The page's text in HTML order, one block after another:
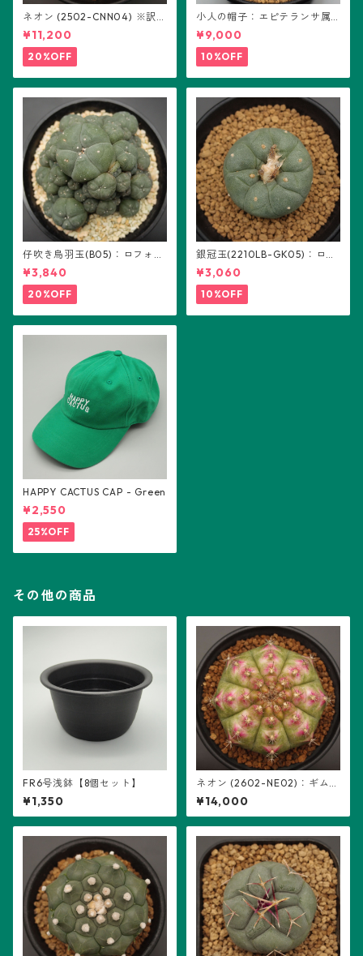
ネオン (2502-CNN04) ※訳あ
り：ギムノカリキウム属 ※実
生
¥11,200
20%OFF
小人の帽子：エピテランサ属
(B01)
¥9,000
10%OFF
仔吹き烏羽玉(B05)：ロフォフ
ォラ属
¥3,840
20%OFF
銀冠玉(2210LB-GK05)：ロフ
ォフォラ属 ※実生
¥3,060
10%OFF
HAPPY CACTUS CAP - Green
¥2,550
25%OFF
その他の商品
FR6号浅鉢【8個セット】
¥1,350
ネオン (2602-NE02)：ギムノ
カリキウム属 ※実生
¥14,000